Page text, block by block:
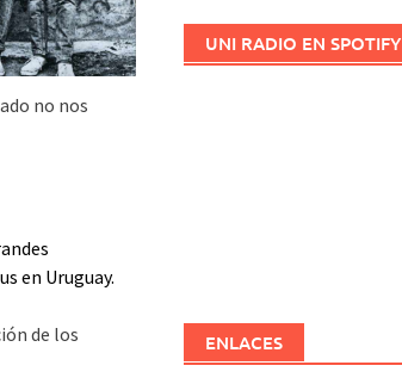
no nos
en Uruguay.
de los
UNI RADIO EN SPOTIFY
ENLACES